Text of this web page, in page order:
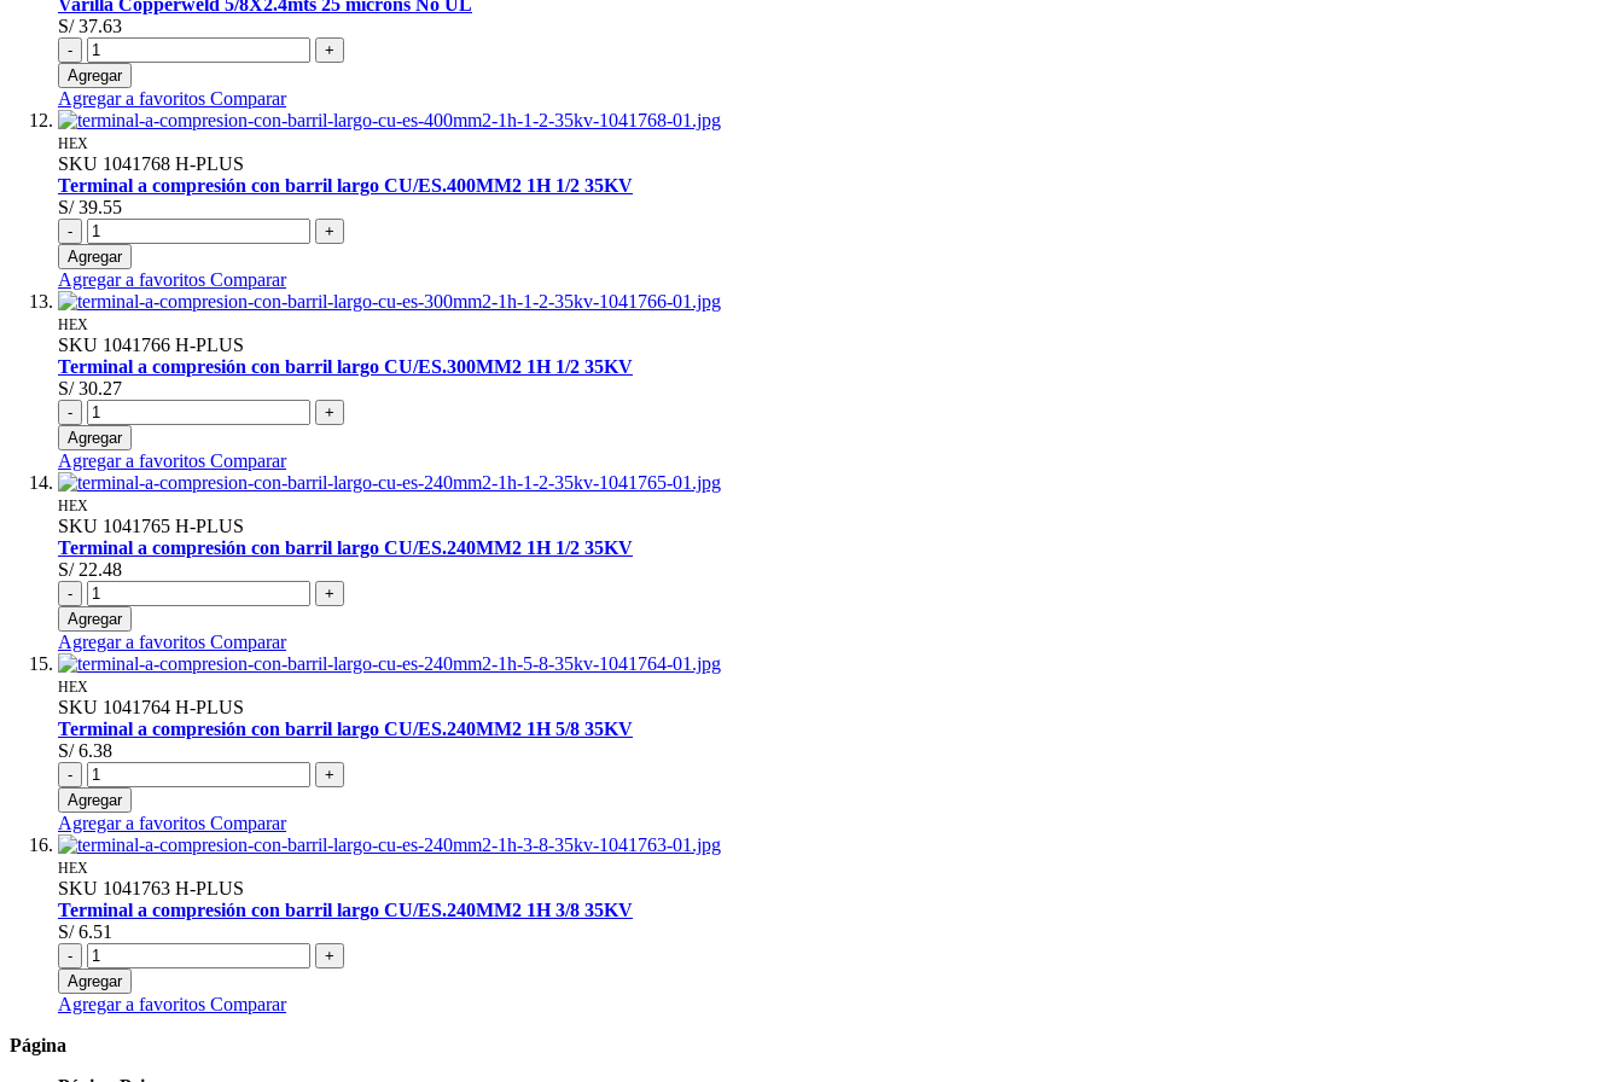
Varilla Copperweld 5/8X2.4mts 25 microns No UL
S/ 37.63
-
+
Agregar
Agregar a favoritos Comparar
HEX
SKU 1041768 H-PLUS
Terminal a compresión con barril largo CU/ES.400MM2 1H 1/2 35KV
S/ 39.55
-
+
Agregar
Agregar a favoritos Comparar
HEX
SKU 1041766 H-PLUS
Terminal a compresión con barril largo CU/ES.300MM2 1H 1/2 35KV
S/ 30.27
-
+
Agregar
Agregar a favoritos Comparar
HEX
SKU 1041765 H-PLUS
Terminal a compresión con barril largo CU/ES.240MM2 1H 1/2 35KV
S/ 22.48
-
+
Agregar
Agregar a favoritos Comparar
HEX
SKU 1041764 H-PLUS
Terminal a compresión con barril largo CU/ES.240MM2 1H 5/8 35KV
S/ 6.38
-
+
Agregar
Agregar a favoritos Comparar
HEX
SKU 1041763 H-PLUS
Terminal a compresión con barril largo CU/ES.240MM2 1H 3/8 35KV
S/ 6.51
-
+
Agregar
Agregar a favoritos Comparar
Página